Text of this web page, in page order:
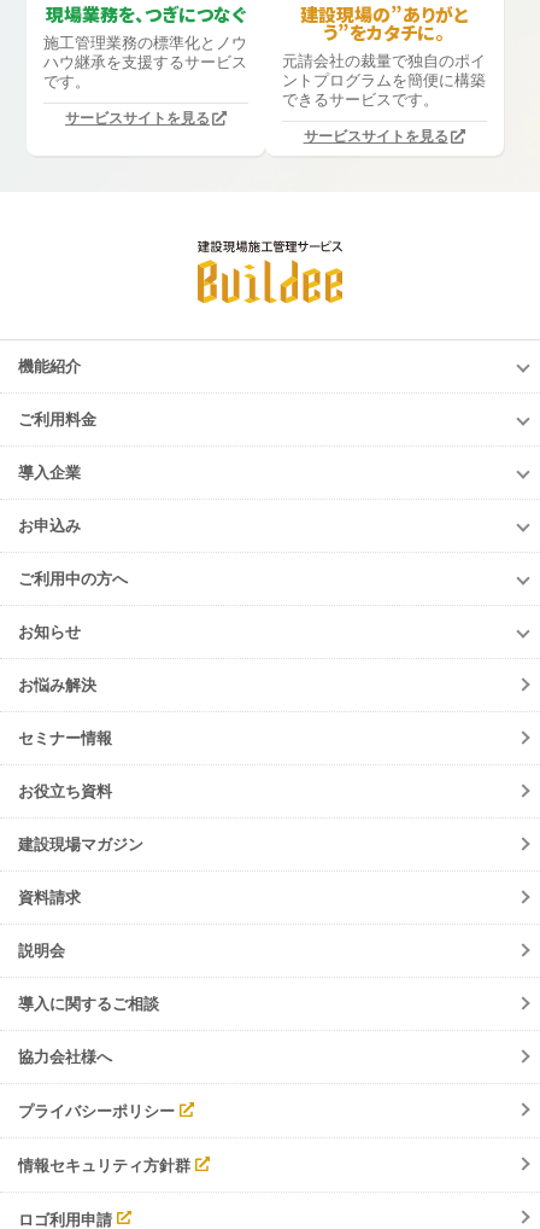
現場業務を、つぎにつなぐ
施工管理業務の標準化と ノウ
ハウ継承を支援するサービス
です。
サービスサイトを見る
建設現場の”ありがと
う”をカタチに。
元請会社の裁量で独自のポイ
ントプログラムを簡便に構築
できるサービスです。
サービスサイトを見る
機能紹介
機能紹介
調整会議
労務安全
入退場管理
進捗・歩掛
Buildee電子KY
ご利用料金
ご利用料金
調整会議
労務安全
入退場管理
進捗・歩掛
導入企業
導入企業
導入企業一覧
導入事例
お申込み
お申込み
元請会社・サブJV
協力会社
ご利用中の方へ
ご利用中の方へ
各種お手続き
初期設定方法
動作環境
会員規約
よくあるご質問
ご請求について
サポート・お問合せ
お知らせ
お知らせ一覧
ニュースリリース
サービス
メンテナンス
障害情報
機能リリース
イベント
調整会議
お悩み解決
セミナー情報
お役立ち資料
建設現場マガジン
資料請求
説明会
導入に関するご相談
協力会社様へ
プライバシーポリシー
情報セキュリティ方針群
ロゴ利用申請